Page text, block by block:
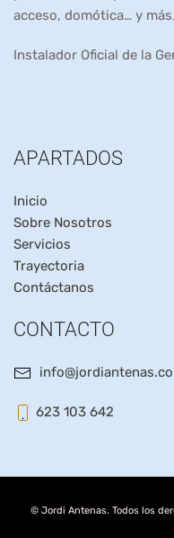
acceso, domótica… y más.
Instalador Oficial de la
APARTADOS
Inicio
Sobre Nosotros
Servicios
Trayectoria
Contáctanos
CONTACTO
623 103 642
© Jordi Antenas. Todos los